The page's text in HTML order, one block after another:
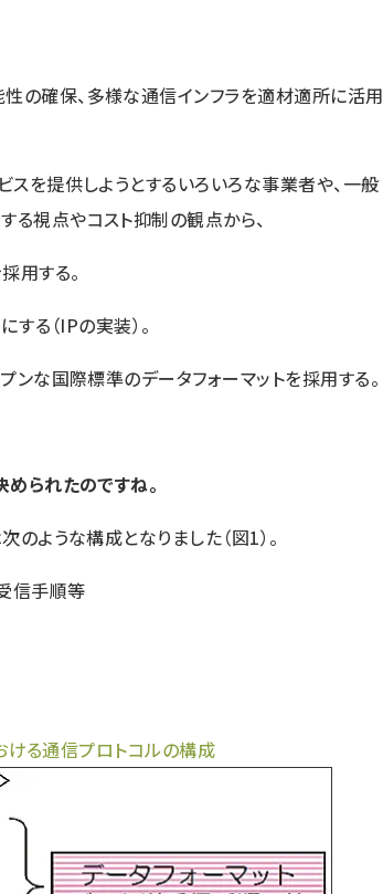
の確保、多様な通信インフラを適材適所に活用
スを提供しようとするいろいろな事業者や、一般
視点やコスト抑制の観点から、
用する。
る（IPの実装）。
ンな国際標準のデータフォーマットを採用する。
られたのですね。
のような構成となりました（図1）。
信手順等
ける通信プロトコルの構成